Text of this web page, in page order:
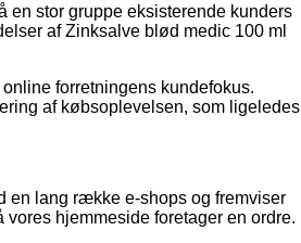
en stor gruppe eksisterende kunders
af Zinksalve blød medic 100 ml
forretningens kundefokus.
af købsoplevelsen, som ligeledes
en lang række e-shops og fremviser
hjemmeside foretager en ordre.